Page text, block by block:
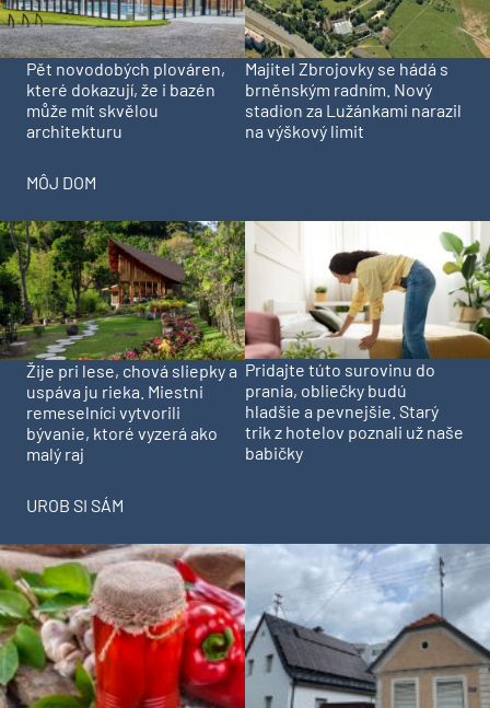
Pět novodobých plováren,
které dokazují, že i bazén
může mít skvělou
architekturu
Majitel Zbrojovky se hádá s
brněnským radním. Nový
stadion za Lužánkami narazil
na výškový limit
MÔJ DOM
Žije pri lese, chová sliepky a
uspáva ju rieka. Miestni
remeselníci vytvorili
bývanie, ktoré vyzerá ako
malý raj
Pridajte túto surovinu do
prania, obliečky budú
hladšie a pevnejšie. Starý
trik z hotelov poznali už naše
babičky
UROB SI SÁM